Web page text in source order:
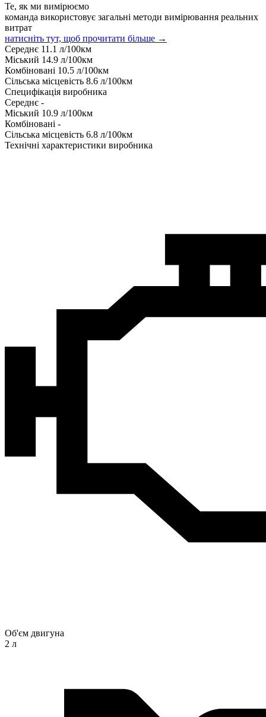
Те, як ми вимірюємо
команда використовує загальні методи вимірювання реальних
витрат
натисніть тут, щоб прочитати більше →
Середнє 11.1 л/100км
Міський 14.9 л/100км
Комбіновані 10.5 л/100км
Сільська місцевість 8.6 л/100км
Специфікація виробника
Середнє -
Міський 10.9 л/100км
Комбіновані -
Сільська місцевість 6.8 л/100км
Технічні характеристики виробника
Об'єм двигуна
2 л